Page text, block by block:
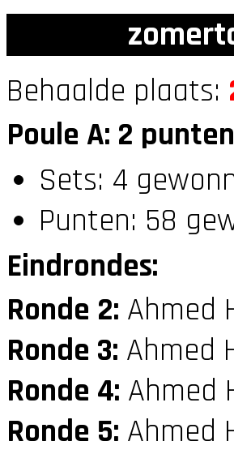
Behaalde plaats:
Poule A: 2 punten
Sets: 4
Punten: 58
Eindrondes:
Ronde 2: Ahmed
Ronde 3: Ahmed
Ronde 4: Ahmed
Ronde 5: Ahmed